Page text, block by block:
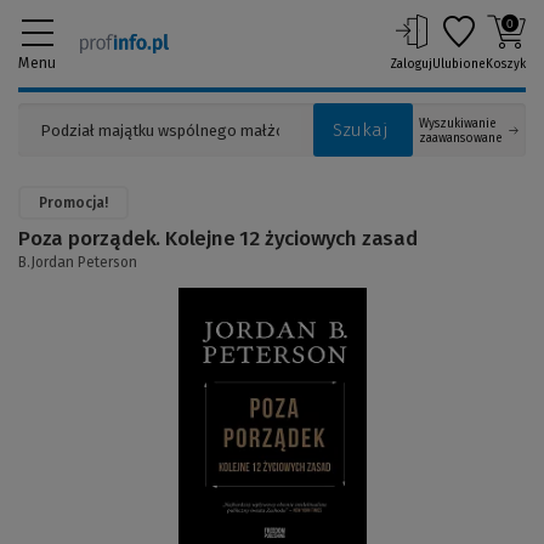
Menu
Szukaj
Wyszukiwanie
zaawansowane
ZalogujUlubione
0
Koszyk
Promocja!
Poza porządek. Kolejne 12 życiowych zasad
B.Jordan Peterson